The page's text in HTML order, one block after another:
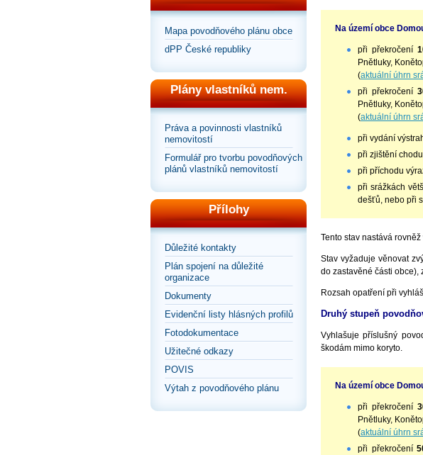
Mapa povodňového plánu obce
dPP České republiky
Plány vlastníků nem.
Práva a povinnosti vlastníků
nemovitostí
Formulář pro tvorbu povodňových
plánů vlastníků nemovitostí
Přílohy
Důležité kontakty
Plán spojení na důležité
organizace
Dokumenty
Evidenční listy hlásných profilů
Fotodokumentace
Užitečné odkazy
POVIS
Výtah z povodňového plánu
Na území obce
při překročení
Pnětluky,
(aktuální úhrn
při překročení
Pnětluky,
(aktuální úhrn
při vydání
při zjištění
při příchodu
při srážkách
dešťů, nebo při
Tento stav nastává
Stav vyžaduje věnovat
do zastavěné části obce),
Rozsah opatření při
Druhý stupeň
Vyhlašuje příslušný
škodám mimo koryto.
Na území obce
při překročení
Pnětluky,
(aktuální úhrn
při překročení